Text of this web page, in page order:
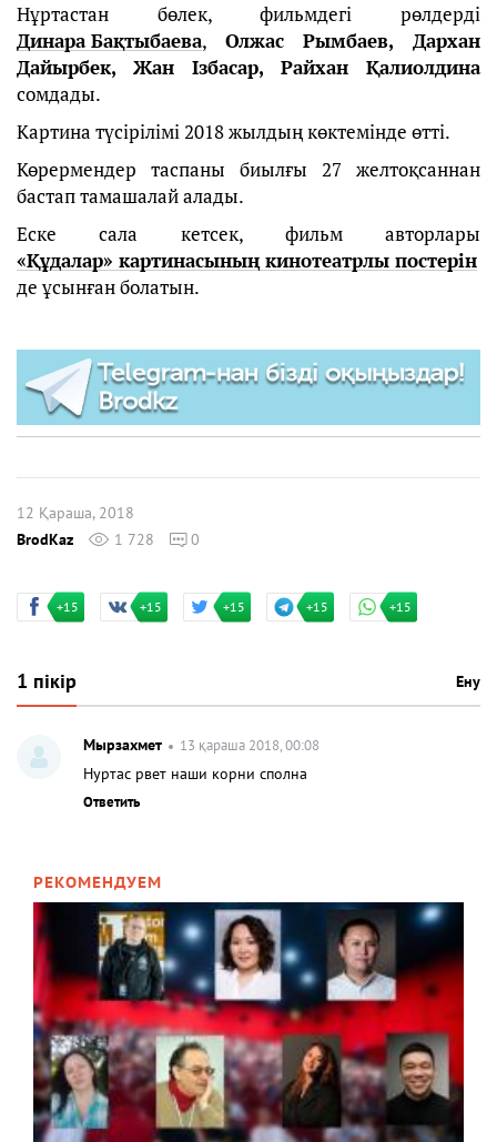
Нұртастан бөлек, фильмдегі рөлдерді
Динара Бақтыбаева, Олжас Рымбаев, Дархан
Дайырбек, Жан Ізбасар, Райхан Қалиолдина
сомдады.
Картина түсірілімі 2018 жылдың көктемінде өтті.
Көрермендер таспаны биылғы 27 желтоқсаннан
бастап тамашалай алады.
Еске сала кетсек, фильм авторлары
«Құдалар» картинасының кинотеатрлы постерін
де ұсынған болатын.
12 Қараша, 2018
BrodKaz
1 728 0
+15 +15 +15 +15 +15
1 пікір Ену
Мырзахмет 13 қараша 2018, 00:08
Нуртас рвет наши корни сполна
Ответить
РЕКОМЕНДУЕМ